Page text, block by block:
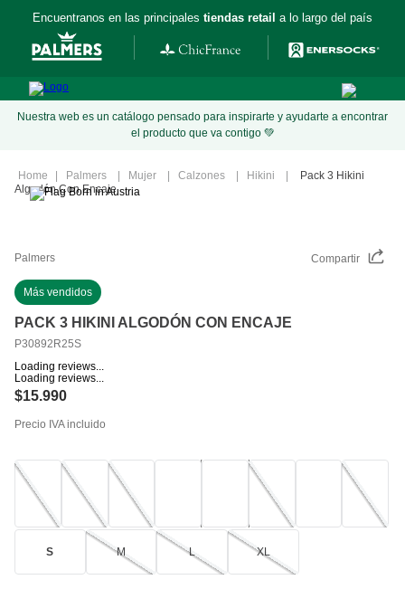
Encuentranos en las principales tiendas retail a lo largo del país
Nuestra web es un catálogo pensado para inspirarte y ayudarte a encontrar
el producto que va contigo 💚
Palmers Mujer Calzones Hikini
Pack 3 Hikini
Algodón Con Encaje
Palmers Compartir
Más vendidos
PACK 3 HIKINI ALGODÓN CON ENCAJE
P30892R25S
Loading reviews...
Loading reviews...
$15.990
Precio IVA incluido
S M L XL